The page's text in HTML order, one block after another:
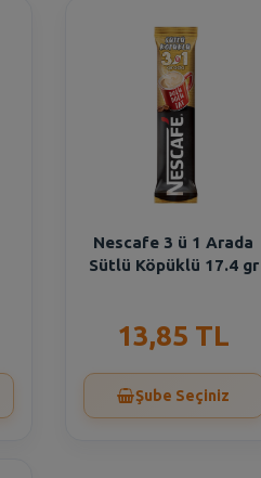
Nescafe 3 ü 1 Arada
Sütlü Köpüklü 17.4 gr
13,85 TL
Şube Seçiniz